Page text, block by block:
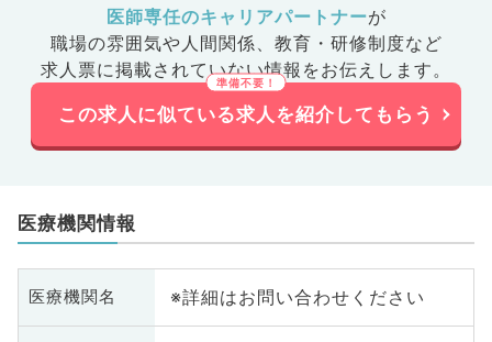
形外科、大腸・肛門外科、その
他、脊髄・脊椎外科、科目不問
医師専任のキャリアパートナーが
職場の雰囲気や人間関係、 教育・研修制度など
求人票に掲載されていない情報をお伝えします。
この求人に似ている求人を紹介してもらう
医療機関情報
医療機関名 ※詳細はお問い合わせください